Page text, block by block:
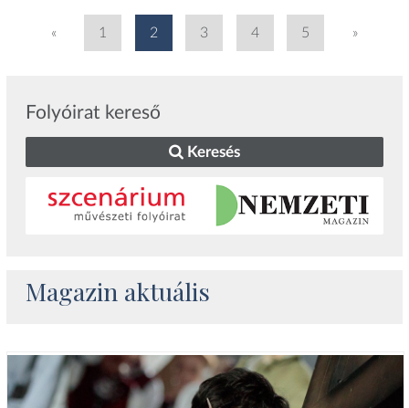
« 1 2 3 4 5 »
Folyóirat kereső
Keresés
Magazin aktuális